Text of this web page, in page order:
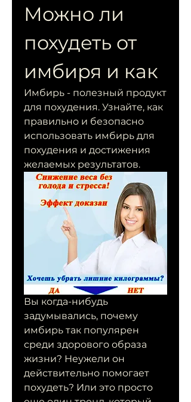
Можно ли
похудеть от
имбиря и как
Имбирь - полезный продукт
для похудения. Узнайте, как
правильно и безопасно
использовать имбирь для
похудения и достижения
желаемых результатов.
Вы когда-нибудь
задумывались, почему
имбирь так популярен
среди здорового образа
жизни? Неужели он
действительно помогает
похудеть? Или это просто